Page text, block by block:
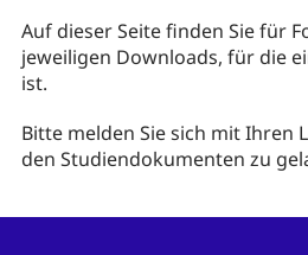
Auf dieser Seite finden Sie für
jeweiligen Downloads, für die
ist.
Bitte melden Sie sich mit Ihren
den Studiendokumenten zu